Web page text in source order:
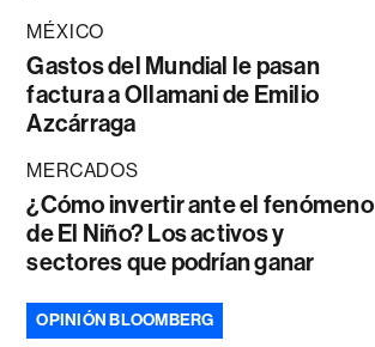
MÉXICO
Gastos del Mundial le pasan
factura a Ollamani de Emilio
Azcárraga
MERCADOS
¿Cómo invertir ante el fenómeno
de El Niño? Los activos y
sectores que podrían ganar
OPINIÓN BLOOMBERG